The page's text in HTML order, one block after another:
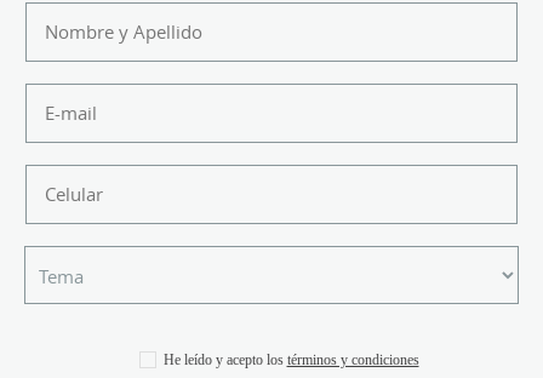
He leído y acepto los términos y condiciones